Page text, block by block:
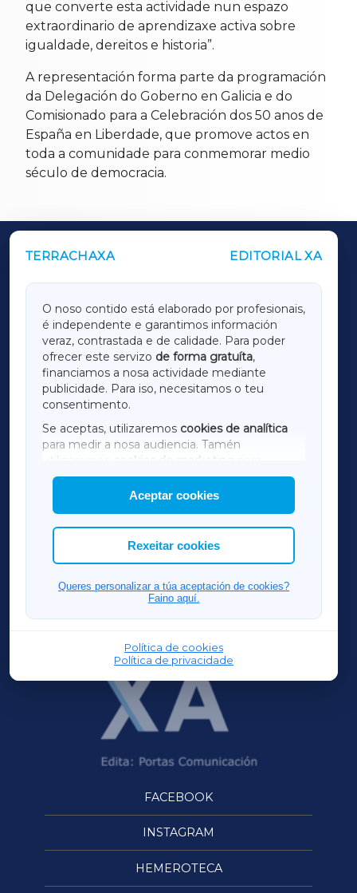
que converte esta actividade nun espazo
extraordinario de aprendizaxe activa sobre
igualdade, dereitos e historia”.
A representación forma parte da programación
da Delegación do Goberno en Galicia e do
Comisionado para a Celebración dos 50 anos de
España en Liberdade, que promove actos en
toda a comunidade para conmemorar medio
século de democracia.
TERRACHAXA EDITORIAL XA
O noso contido está elaborado por profesionais,
é independente e garantimos información
veraz, contrastada e de calidade. Para poder
ofrecer este servizo de forma gratuíta,
financiamos a nosa actividade mediante
publicidade. Para iso, necesitamos o teu
consentimento.
Se aceptas, utilizaremos cookies de analítica
para medir a nosa audiencia. Tamén
utilizaremos
cookies de marketing
mostrar publicidade de terceiros.
Así mesmo, podes personalizar a elección das
cookies que desexas permitir.
Aceptar cookies
Rexeitar cookies
Queres personalizar a túa aceptación de cookies?
Faino aquí.
Política de cookies
Política de privacidade
OUTROS PERIÓDICOS
LUGOXA
TERRACHAXA
AMARIÑAXA
RIBEIRASACRAXA
ACORUÑAXA
FERROLXA
OURENSEXA
FACEBOOK
INSTAGRAM
HEMEROTECA